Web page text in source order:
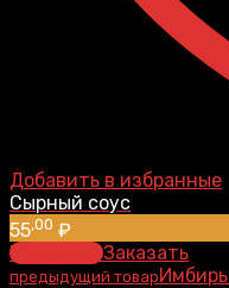
Добавить в избранные
Сырный соус
55,00 ₽
В корзинуЗаказать
предыдущий товарИмбирь